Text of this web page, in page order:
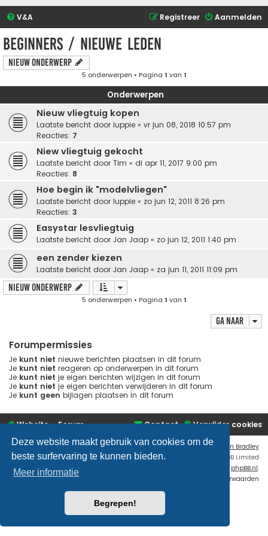
Deze website maakt gebruik van cookies om de
beste surfervaring te kunnen bieden.
Meer informatie
Begrepen!
V&A Aanmelden
Registreer
Beginners / Nieuwe leden
Nieuw onderwerp
5 onderwerpen • Pagina 1 van 1
Onderwerpen
Nieuw vliegtuig kopen
Laatste bericht door luppie « vr jun 08, 2018 10:57 pm
Reacties: 7
Niew vliegtuig gekocht
Laatste bericht door Tim « di apr 11, 2017 9:00 pm
Reacties: 8
Hoe begin ik "modelvliegen"
Laatste bericht door luppie « zo jun 12, 2011 8:26 pm
Reacties: 3
Easystar lesvliegtuig
Laatste bericht door Jan Jaap « zo jun 12, 2011 1:40 pm
een zender kiezen
Laatste bericht door Jan Jaap « za jun 11, 2011 11:09 pm
Nieuw onderwerp
5 onderwerpen • Pagina 1 van 1
Ga naar
Forumpermissies
Je kunt niet nieuwe berichten plaatsen in dit forum
Je kunt niet reageren op onderwerpen in dit forum
Je kunt niet je eigen berichten wijzigen in dit forum
Je kunt niet je eigen berichten verwijderen in dit forum
Je kunt geen bijlagen plaatsen in dit forum
Website Forum Verwijder cookies
Contact
Flat Style by
Ian Bradley
Powered by phpBB® Forum Software © phpBB Limited
phpBB.nl.
Gebruikersvoorwaarden